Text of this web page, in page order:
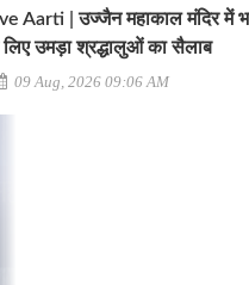
Aarti | उज्जैन महाकाल मंदिर में
उमड़ा श्रद्धालुओं का सैलाब
09 Aug, 2026 09:06 AM